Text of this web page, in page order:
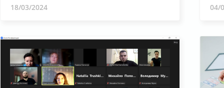
18/03/2024 04/